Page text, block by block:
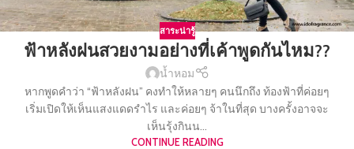
สาระน่ารู้
ฟ้าหลังฝนสวยงามอย่างที่เค้าพูดกันไหม??
น้ำหอม
หากพูดคำว่า “ฟ้าหลังฝน” คงทำให้หลายๆ คนนึกถึง ท้องฟ้าที่ค่อยๆ
เริ่มเปิดให้เห็นแสงแดดรำไร และค่อยๆ จ้าในที่สุด บางครั้งอาจจะ
เห็นรุ้งกินน...
CONTINUE READING